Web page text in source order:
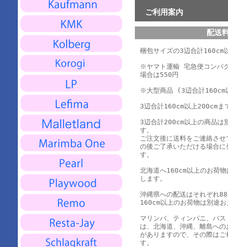
ご利用案内
配送
梱包サイズの3辺合計
※ヤマト運輸 宅急便コンパ
場合は550円
※大型商品 (3辺合計160cm
3辺合計160cm以上200cm
3辺合計200cm以上の商品は
す。
ご注文後に送料をご連絡さ
の後ご了承いただける場合
す。
北海道へ160cm以上のお荷
します。
沖縄県への配送はそれぞれ
160cm以上のお荷物は別途
マリンバ、ティンパニ、バ
は、北海道、沖縄、離島へ
がありますので、その際は
す。